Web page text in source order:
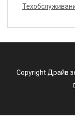
Copyright Драйв